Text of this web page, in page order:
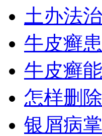
土办法
牛皮癣
牛皮癣
怎样删
银屑病